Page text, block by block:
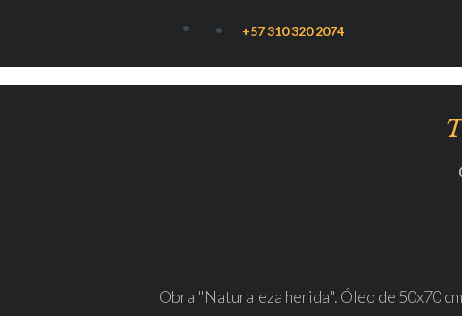
+57 310 320 2074
Obra "Naturaleza herida". Óleo de 50x70